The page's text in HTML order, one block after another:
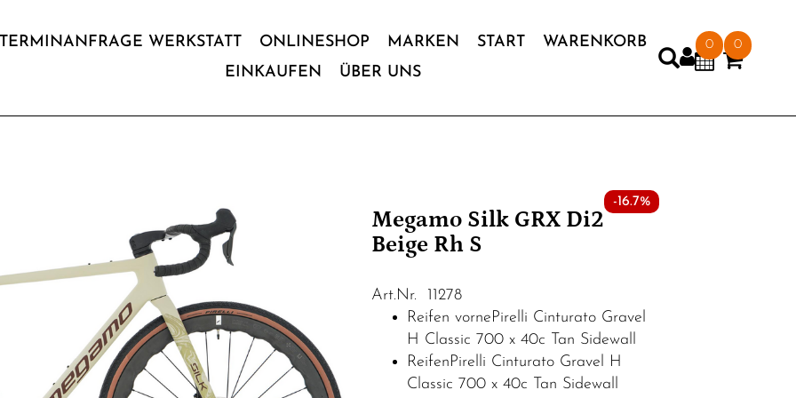
WERKSTATT ONLINESHOP MARKEN START
WARENKORB
EINKAUFEN
ÜBER UNS
0 0
-16.7%
Megamo Silk GRX Di2
Beige Rh S
Art.Nr. 11278
Reifen vornePirelli Cinturato Gravel
H Classic 700 x 40c Tan Sidewall
ReifenPirelli Cinturato Gravel H
Classic 700 x 40c Tan Sidewall